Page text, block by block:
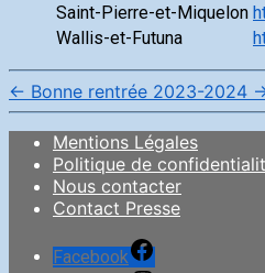
Saint-Pierre-et-Miquelon
Wallis-et-Futuna
← Bonne rentrée 2023-2024
Mentions Légales
Politique de
Nous contacter
Contact Presse
Facebook